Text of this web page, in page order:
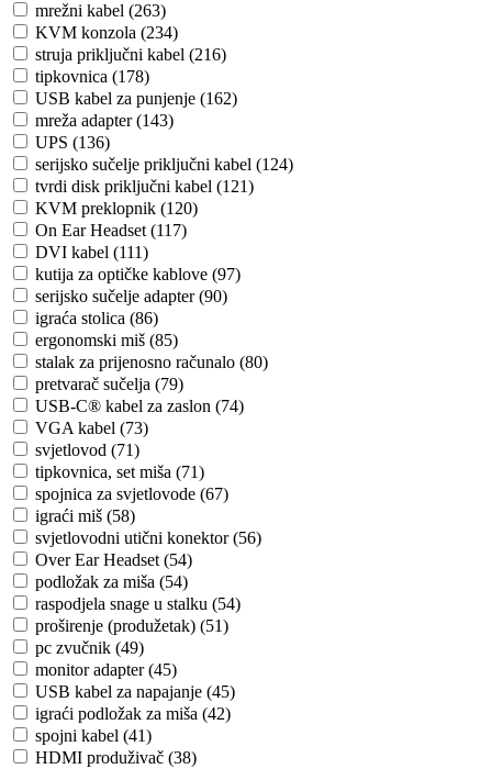
mrežni kabel (263)
KVM konzola (234)
struja priključni kabel (216)
tipkovnica (178)
USB kabel za punjenje (162)
mreža adapter (143)
UPS (136)
serijsko sučelje priključni kabel (124)
tvrdi disk priključni kabel (121)
KVM preklopnik (120)
On Ear Headset (117)
DVI kabel (111)
kutija za optičke kablove (97)
serijsko sučelje adapter (90)
igraća stolica (86)
ergonomski miš (85)
stalak za prijenosno računalo (80)
pretvarač sučelja (79)
USB-C® kabel za zaslon (74)
VGA kabel (73)
svjetlovod (71)
tipkovnica, set miša (71)
spojnica za svjetlovode (67)
igraći miš (58)
svjetlovodni utični konektor (56)
Over Ear Headset (54)
podložak za miša (54)
raspodjela snage u stalku (54)
proširenje (produžetak) (51)
pc zvučnik (49)
monitor adapter (45)
USB kabel za napajanje (45)
igraći podložak za miša (42)
spojni kabel (41)
HDMI produživač (38)